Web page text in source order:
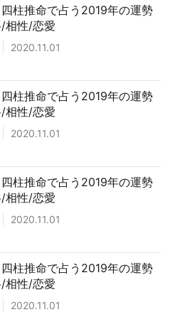
四柱推命で占う2019年の運勢
相性/恋愛
2020.11.01
四柱推命で占う2019年の運勢
相性/恋愛
2020.11.01
四柱推命で占う2019年の運勢
相性/恋愛
2020.11.01
四柱推命で占う2019年の運勢
相性/恋愛
2020.11.01